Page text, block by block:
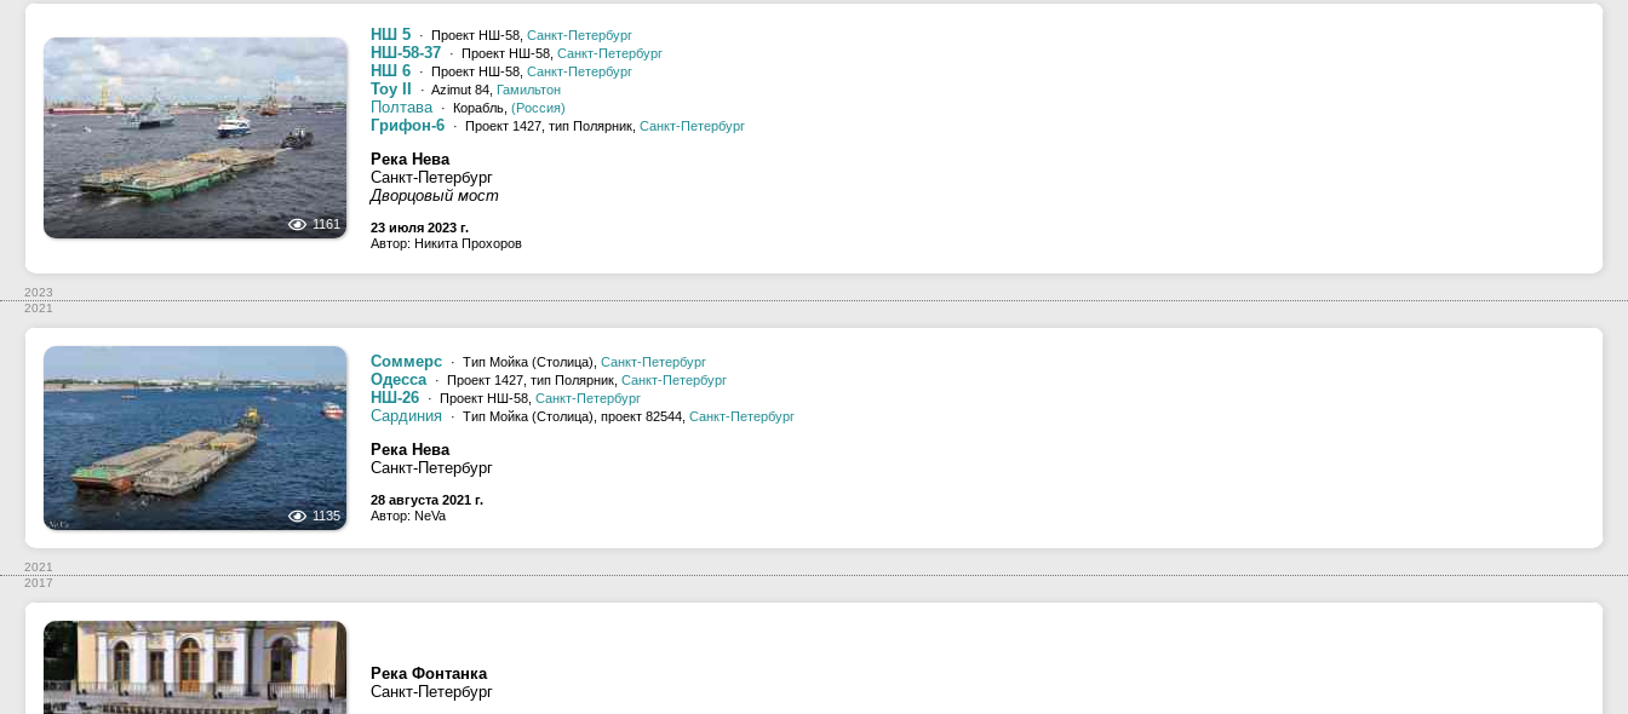
1161
НШ 5 · Проект НШ-58, Санкт-Петербург
НШ-58-37 · Проект НШ-58, Санкт-Петербург
НШ 6 · Проект НШ-58, Санкт-Петербург
Toy II · Azimut 84, Гамильтон
Полтава · Корабль, (Россия)
Грифон-6 · Проект 1427, тип Полярник, Санкт-Петербург
Река Нева
Санкт-Петербург
Дворцовый мост
23 июля 2023 г.
Автор: Никита Прохоров
2023
2021
1135
Соммерс · Тип Мойка (Столица), Санкт-Петербург
Одесса · Проект 1427, тип Полярник, Санкт-Петербург
НШ-26 · Проект НШ-58, Санкт-Петербург
Сардиния · Тип Мойка (Столица), проект 82544, Санкт-Петербург
Река Нева
Санкт-Петербург
28 августа 2021 г.
Автор: NeVa
2021
2017
Река Фонтанка
Санкт-Петербург